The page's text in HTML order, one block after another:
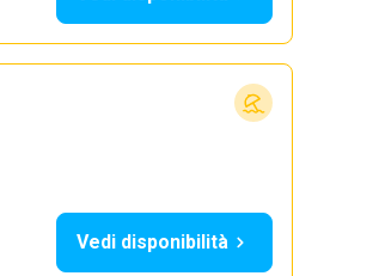
Vedi disponibilità